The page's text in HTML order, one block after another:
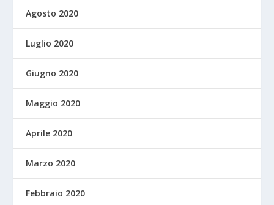
Agosto 2020
Luglio 2020
Giugno 2020
Maggio 2020
Aprile 2020
Marzo 2020
Febbraio 2020